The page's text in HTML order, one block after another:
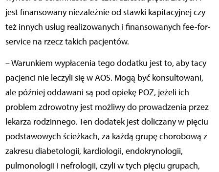
jest finansowany niezależnie od stawki kapitacyjnej czy
też innych usług realizowanych i finansowanych fee-for-
service na rzecz takich pacjentów.
– Warunkiem wypłacenia tego dodatku jest to, aby tacy
pacjenci nie leczyli się w AOS. Mogą być konsultowani,
ale później oddawani są pod opiekę POZ, jeżeli ich
problem zdrowotny jest możliwy do prowadzenia przez
lekarza rodzinnego. Ten dodatek jest doliczany w pięciu
podstawowych ścieżkach, za każdą grupę chorobową z
zakresu diabetologii, kardiologii, endokrynologii,
pulmonologii i nefrologii, czyli w tych pięciu grupach,